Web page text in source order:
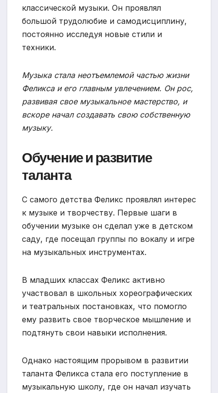
классической музыки. Он проявлял
большой трудолюбие и самодисциплину,
постоянно исследуя новые стили и
техники.
Музыка стала неотъемлемой частью жизни
Феликса и его главным увлечением. Он рос,
развивая свое музыкальное мастерство, и
вскоре начал создавать свою собственную
музыку.
Обучение и развитие
таланта
С самого детства Феликс проявлял интерес
к музыке и творчеству. Первые шаги в
обучении музыке он сделал уже в детском
саду, где посещал группы по вокалу и игре
на музыкальных инструментах.
В младших классах Феликс активно
участвовал в школьных хореографических
и театральных постановках, что помогло
ему развить свое творческое мышление и
подтянуть свои навыки исполнения.
Однако настоящим прорывом в развитии
таланта Феликса стала его поступление в
музыкальную школу, где он начал изучать